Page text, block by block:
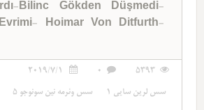
Bilinc Gökden Düşmedi-
Hoimar Von Ditfurth-
5393
0
2019/7/1
سس لرین سایی 1 سس وئرمه نین سونوجو 5